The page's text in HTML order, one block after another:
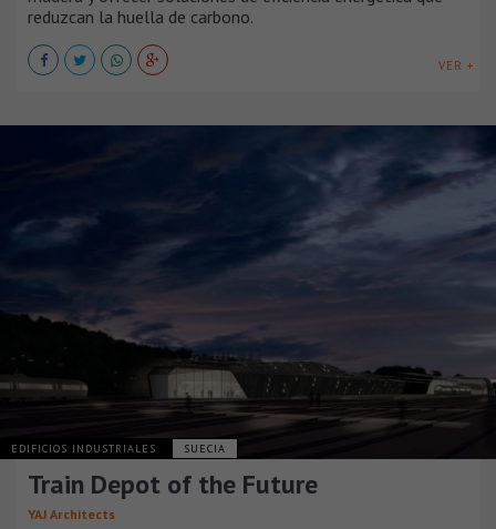
reduzcan la huella de carbono.
VER +
EDIFICIOS INDUSTRIALES SUECIA
Train Depot of the Future
YAJ Architects